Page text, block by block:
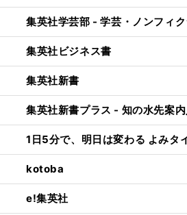
集英社学芸部 - 学芸・ノンフィ
集英社ビジネス書
集英社新書
集英社新書プラス - 知の水先案内
1日5分で、明日は変わる よみ
kotoba
e!集英社